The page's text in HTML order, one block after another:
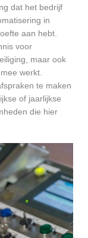
dat het bedrijf
in
aan hebt.
voor
maar ook
werkt.
te maken
of jaarlijkse
die hier